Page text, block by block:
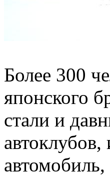
Более 300
японского
стали и
автоклубов,